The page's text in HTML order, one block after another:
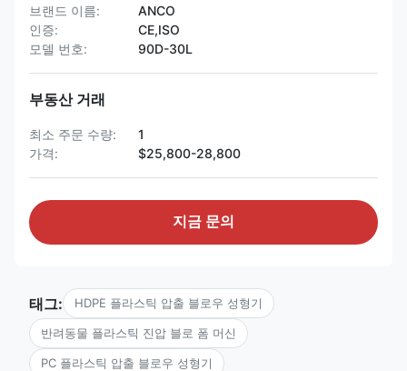
브랜드 이름:
ANCO
인증:
CE,ISO
모델 번호:
90D-30L
부동산 거래
최소 주문 수량:
1
가격:
$25,800-28,800
지금 문의
태그: HDPE 플라스틱 압출 블로우 성형기
반려동물 플라스틱 진압 블로 폼 머신
PC 플라스틱 압출 블로우 성형기